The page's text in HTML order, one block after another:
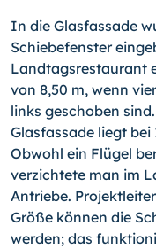
In die Glasfassade
Schiebefenster
Landtagsrestaurant
von 8,50 m, wenn
links geschoben
Glasfassade liegt bei
Obwohl ein Flügel
verzichtete man im
Antriebe.
Größe können die
werden; das